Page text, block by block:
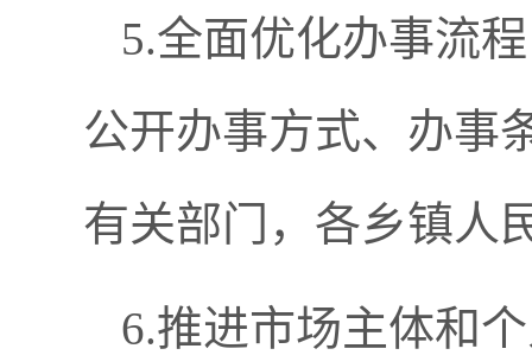
5.全面优化办事流
公开办事方式、办事
有关部门，各乡镇人
6.推进市场主体和